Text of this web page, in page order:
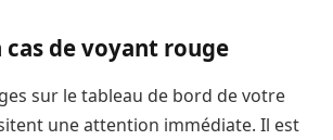
cas de voyant rouge
sur le tableau de bord de votre
une attention immédiate. Il est